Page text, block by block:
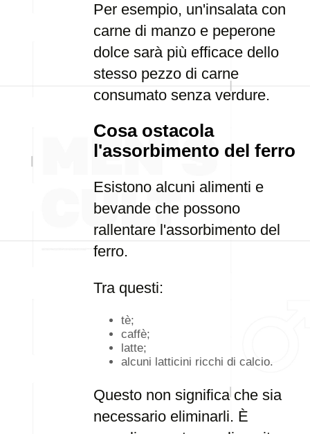
Per esempio, un'insalata con
carne di manzo e peperone
dolce sarà più efficace dello
stesso pezzo di carne
consumato senza verdure.
Cosa ostacola
l'assorbimento del ferro
Esistono alcuni alimenti e
bevande che possono
rallentare l'assorbimento del
ferro.
Tra questi:
tè;
caffè;
latte;
alcuni latticini ricchi di calcio.
Questo non significa che sia
necessario eliminarli. È